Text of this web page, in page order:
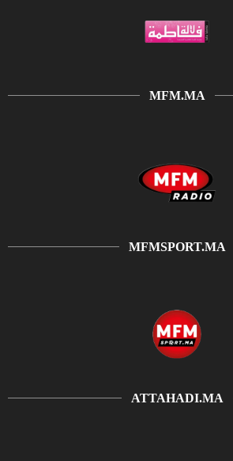
MFM.MA
MFMSPORT.MA
ATTAHADI.MA